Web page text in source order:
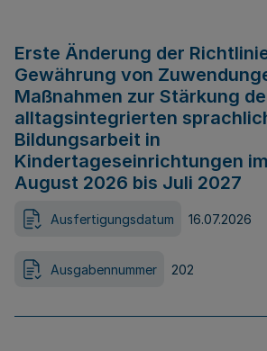
Erste Änderung der
Gewährung von
Maßnahmen zur Stärkung
alltagsintegrierten
Bildungsarbeit in
Kindertageseinrichtungen
August 2026 bis Juli 2027
Ausfertigungsdatum 16.07.2026
Ausgabennummer 202